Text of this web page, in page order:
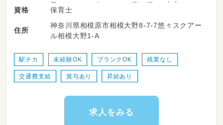
子どもたち一人ひとりに寄り添い、安心できる
環境を一緒につくっていきましょう！
◆園児の出迎え・見送りおよび保護者様とのコ
◆日常の保育業務（室内遊び、戸外活動、お散歩
の引率など）
◆基本的な生活習慣の自立に向けたサポート
◆お昼寝（午睡）の準備および安全な見守り
◆年間・月間・週間の保育計画（カリキュラム）の
資格 保育士
住所
神奈川県相模原市相模大野8-7-7悠々スクアー
ル相模大野1-A
駅チカ 未経験OK ブランクOK 残業なし
交通費支給 賞与あり 昇給あり
求人をみる